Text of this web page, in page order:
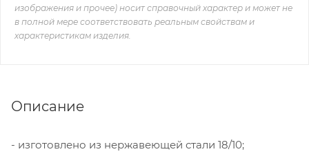
изображения и прочее) носит справочный характер и может не
в полной мере соответствовать реальным свойствам и
характеристикам изделия.
Описание
- изготовлено из нержавеющей стали 18/10;